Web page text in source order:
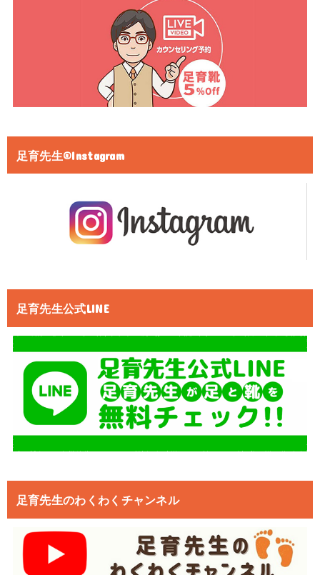
足育先生®Instagram
足育先生公式LINE
足育先生のわくわくチャンネル